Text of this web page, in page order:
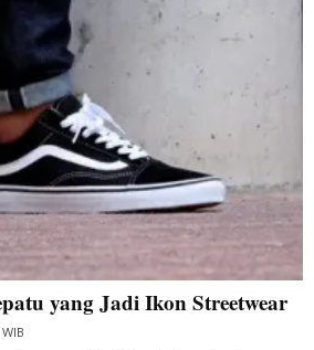
yang Jadi Ikon Streetwear